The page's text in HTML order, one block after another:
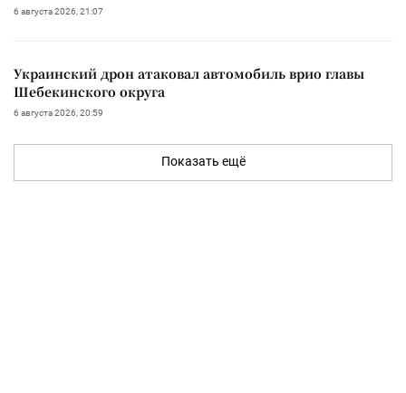
6 августа 2026, 21:07
Украинский дрон атаковал автомобиль врио главы
Шебекинского округа
6 августа 2026, 20:59
Показать ещё